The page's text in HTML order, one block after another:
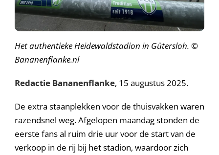
Het authentieke Heidewaldstadion in Gütersloh. ©
Bananenflanke.nl
Redactie Bananenflanke, 15 augustus 2025.
De extra staanplekken voor de thuisvakken waren
razendsnel weg. Afgelopen maandag stonden de
eerste fans al ruim drie uur voor de start van de
verkoop in de rij bij het stadion, waardoor zich